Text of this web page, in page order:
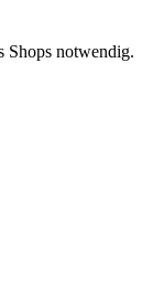
Shops notwendig.